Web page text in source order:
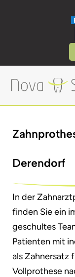
Derendorf
In der
finden Sie ein
geschultes
Patienten mit
als Zahnersatz
Vollprothese